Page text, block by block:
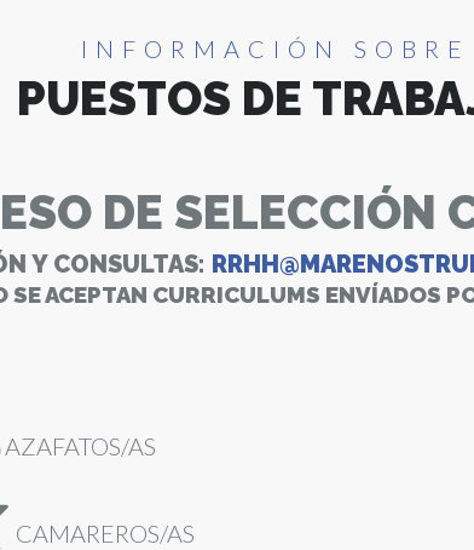
Artistas
INFORMACIÓN SOBRE
PUESTOS DE
DE SELECCIÓN
Y CONSULTAS:
SE ACEPTAN CURRICULUMS ENVÍADOS
AZAFATOS/AS
CAMAREROS/AS